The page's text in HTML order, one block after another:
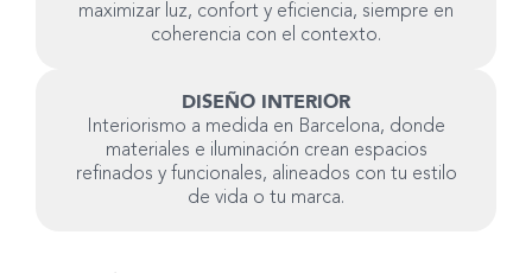
maximizar luz, confort y eficiencia, siempre en
coherencia con el contexto.
DISEÑO INTERIOR
Interiorismo a medida en Barcelona, donde
materiales e iluminación crean espacios
refinados y funcionales, alineados con tu estilo
de vida o tu marca.